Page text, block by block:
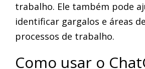
trabalho. Ele também pode
identificar gargalos e áreas
processos de trabalho.
Como usar o